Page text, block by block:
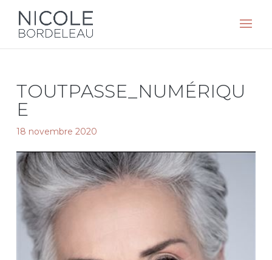
TOUTPASSE_NUMÉRIQU
E
18 novembre 2020